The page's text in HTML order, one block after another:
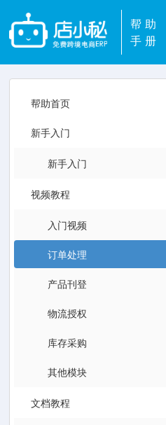
帮助
手册
帮助首页
新手入门
新手入门
视频教程
入门视频
订单处理
产品刊登
物流授权
库存采购
其他模块
文档教程